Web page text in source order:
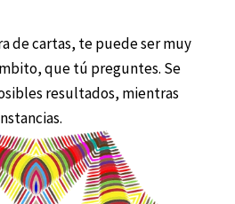
de cartas, te puede ser muy
que tú preguntes. Se
resultados, mientras